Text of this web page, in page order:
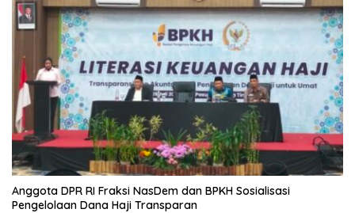
Anggota DPR RI Fraksi NasDem dan BPKH Sosialisasi
Pengelolaan Dana Haji Transparan